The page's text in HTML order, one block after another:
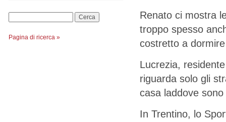
Pagina di ricerca »
Renato ci mostra
troppo spesso
costretto a
Lucrezia,
riguarda solo gli
casa laddove
In Trentino, lo